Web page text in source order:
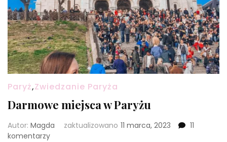
Paryż,Zwiedzanie Paryża
Darmowe miejsca w Paryżu
Autor: Magda zaktualizowano 11 marca, 2023
11
komentarzydo